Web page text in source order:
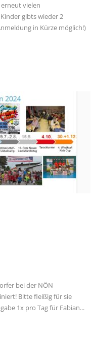
vielen
gibts wieder 2
in Kürze möglich!)
bei der NÖN
Bitte fleißig für sie
1x pro Tag für Fabian...